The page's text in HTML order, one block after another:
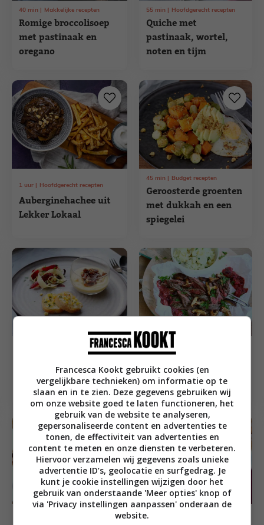
Romige broccolisoep
met pastinaak en
oregano
40 min Makkelijke recepten
Quiche met
pastinaak, wortel,
noten en tijm
55 min Hoofdgerecht recepten
Auberginehachee uit
Lekker Lokaal
1 uur Hoofdgerecht recepten
Geroosterde groenten
met dukkah en een
spiegelei
45 min Budget recepten
Trio van pastinaak
Bavette met
vijgenchutney en
pastinaak stamppot
met geroosterde ui
Feest recepten
Familie recepten
Francesca Kookt gebruikt cookies (en
vergelijkbare technieken) om informatie op te
slaan en in te zien. Deze gegevens gebruiken wij
om onze website goed te laten functioneren, het
gebruik van de website te analyseren,
gepersonaliseerde content en advertenties te
tonen, de effectiviteit van advertenties en
content te meten en onze diensten te verbeteren.
Hiervoor verzamelen wij gegevens zoals unieke
advertentie ID’s, geolocatie en surfgedrag. Je
kunt je cookie instellingen wijzigen door het
gebruik van onderstaande 'Meer opties' knop of
via 'Privacy instellingen aanpassen' onderaan de
website.